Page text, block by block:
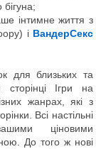
інтимне життя з
і ВандерСекс
для близьких та
Ігри на
жанрах, які з
Всі настільні
ціновими
До того ж нові